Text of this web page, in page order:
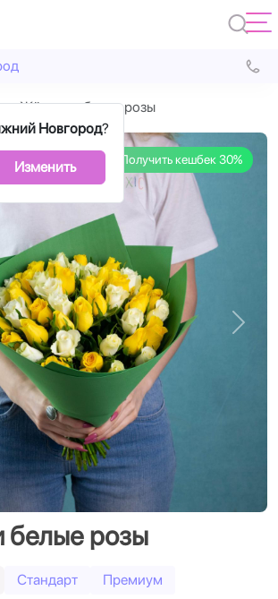
Новгород?
Изменить
Жёлтые и белые розы
Получить кешбек 30%
розы
Стандарт Премиум